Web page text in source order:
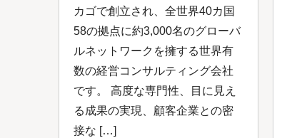
カゴで創立され、全世界40カ国
58の拠点に約3,000名のグローバ
ルネットワークを擁する世界有
数の経営コンサルティング会社
です。 高度な専門性、目に見え
る成果の実現、顧客企業との密
接な […]